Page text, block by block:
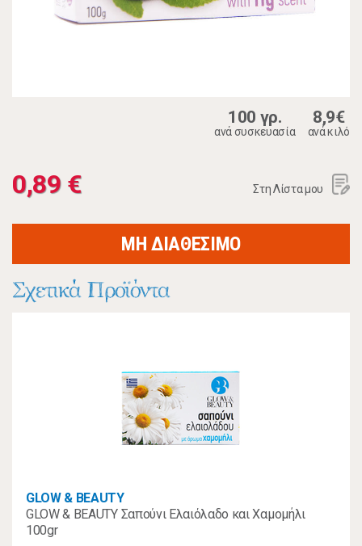
100 γρ.
ανά συσκευασία
8,9€
ανά κιλό
0,89 € Στη Λίστα μου
ΜΗ ΔΙΑΘΕΣΙΜΟ
Σχετικά Προϊόντα
GLOW & BEAUTY
GLOW & BEAUTY Σαπούνι Ελαιόλαδο και Χαμομήλι
100gr